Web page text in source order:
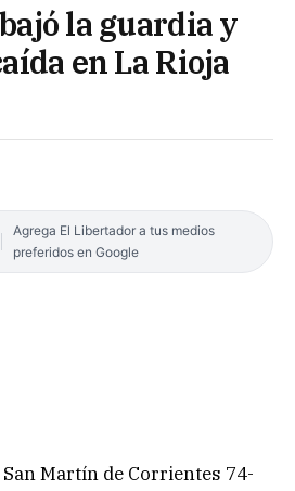
la guardia y
en La Rioja
Agrega El Libertador a tus medios
preferidos en Google
Martín de Corrientes 74-